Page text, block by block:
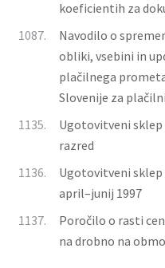
koeficientih za
1087.
Navodilo o
obliki, vsebini in
plačilnega
Slovenije za
1135.
Ugotovitveni
razred
1136.
Ugotovitveni
april–junij 1997
1137.
Poročilo o rasti
na drobno na